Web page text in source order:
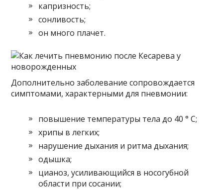
капризность;
сонливость;
он много плачет.
Дополнительно заболевание сопровождается
симптомами, характерными для пневмонии:
повышение температуры тела до 40 ° С;
хрипы в легких;
нарушение дыхания и ритма дыхания;
одышка;
цианоз, усиливающийся в носогубной
области при сосании;